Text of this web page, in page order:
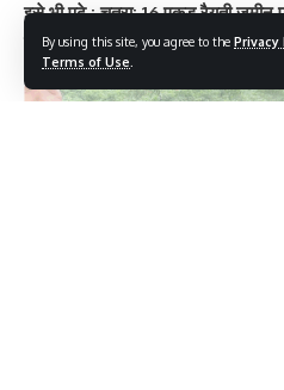
By using this site, you agree to the Privacy
Terms of Use
इसे भी पढ़े : चतरा: 16 एकड़ रैयती जमीन
लगान भरा फिर भी खेती पर रोक